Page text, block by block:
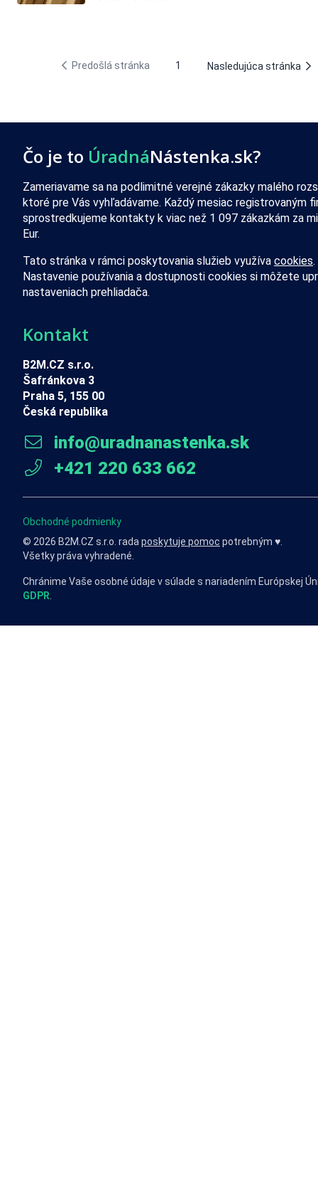
Predošlá stránka 1 Nasledujúca stránka
Čo je to ÚradnáNástenka.sk?
Zameriavame sa na podlimitné verejné zákazky malého
ktoré pre Vás vyhľadávame. Každý mesiac registrovaným
sprostredkujeme kontakty k viac než 1 097 zákazkám za
Eur.
Tato stránka v rámci poskytovania služieb využíva cookies.
Nastavenie používania a dostupnosti cookies si môžete
nastaveniach prehliadača.
Kontakt
B2M.CZ s.r.o.
Šafránkova 3
Praha 5, 155 00
Česká republika
info@uradnanastenka.sk
+421 220 633 662
Obchodné podmienky
© 2026 B2M.CZ s.r.o. rada poskytuje pomoc potrebným ♥️.
Všetky práva vyhradené.
Chránime Vaše osobné údaje v súlade s nariadením Európskej
GDPR